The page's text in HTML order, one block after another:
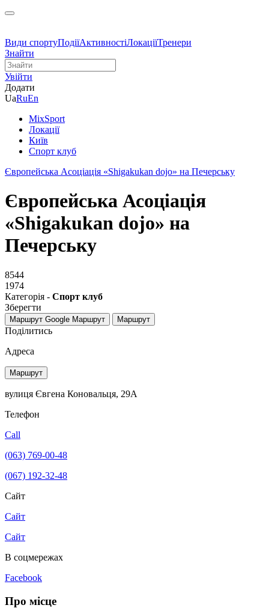
Види спортуПодіїАктивностіЛокаціїТренери
Знайти
Увійти
Додати
UaRuEn
MixSport
Локації
Київ
Спорт клуб
Європейська Асоціація «Shigakukan dojo» на Печерську
Європейська Асоціація
«Shigakukan dojo» на
Печерську
8544
1974
Категорія - Спорт клуб
Зберегти
Маршрут Google Маршрут Маршрут
Поділитись
Адреса
Маршрут
вулиця Євгена Коновальця, 29А
Телефон
Call
(063) 769-00-48
(067) 192-32-48
Сайт
Сайт
Сайт
В соцмережах
Facebook
Про місце